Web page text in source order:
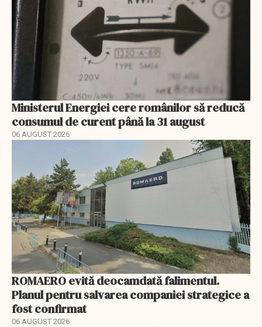
Ministerul Energiei cere românilor să reducă
consumul de curent până la 31 august
06 AUGUST 2026
ROMAERO evită deocamdată falimentul.
Planul pentru salvarea companiei strategice a
fost confirmat
06 AUGUST 2026